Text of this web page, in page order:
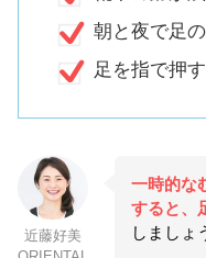
朝と夜で足
足を指で押
近藤好美
一時的な
すると、
しましょ